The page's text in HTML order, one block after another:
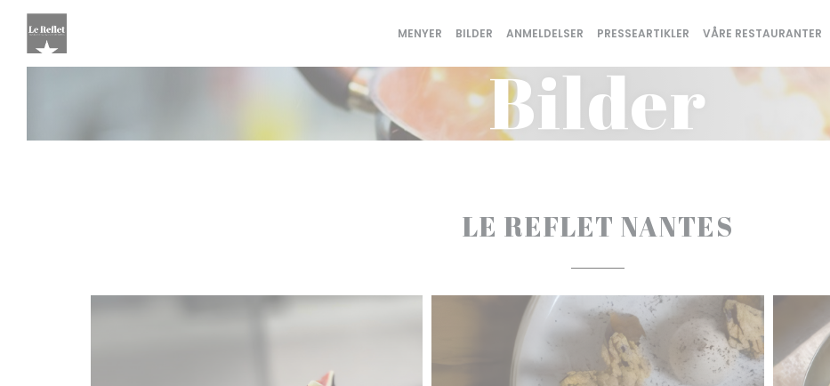
Panel for informasjonskapsler
MENYER BILDER ANMELDELSER PRESSEARTIKLER VÅRE RESTAURANTER
Bilder
LE REFLET NANTES